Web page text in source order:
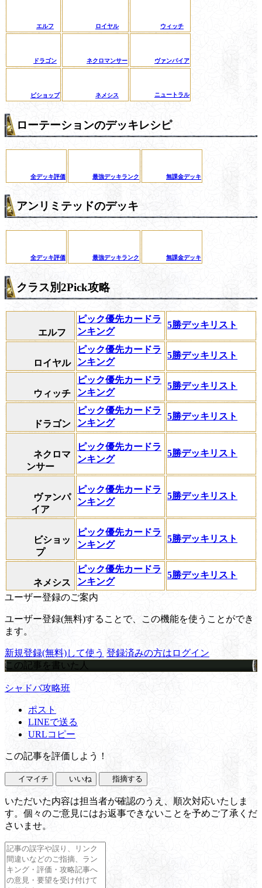
エルフ ロイヤル ウィッチ
ドラゴン ネクロマンサー ヴァンパイア
ビショップ ネメシス ニュートラル
ローテーションのデッキレシピ
全デッキ評価 最強デッキランク 無課金デッキ
アンリミテッドのデッキ
全デッキ評価 最強デッキランク 無課金デッキ
クラス別2Pick攻略
エルフ
ピック優先カードラ
ンキング
5勝デッキリスト
ロイヤル
ピック優先カードラ
ンキング
5勝デッキリスト
ウィッチ
ピック優先カードラ
ンキング
5勝デッキリスト
ドラゴン
ピック優先カードラ
ンキング
5勝デッキリスト
ネクロマ
ンサー
ピック優先カードラ
ンキング
5勝デッキリスト
ヴァンパ
イア
ピック優先カードラ
ンキング
5勝デッキリスト
ビショッ
プ
ピック優先カードラ
ンキング
5勝デッキリスト
ネメシス
ピック優先カードラ
ンキング
5勝デッキリスト
ユーザー登録のご案内
ユーザー登録(無料)することで、この機能を使うことができ
ます。
新規登録(無料)して使う 登録済みの方はログイン
この記事を書いた人
シャドバ攻略班
ポスト
LINEで送る
URLコピー
この記事を評価しよう！
イマイチ いいね 指摘する
いただいた内容は担当者が確認のうえ、順次対応いたしま
す。個々のご意見にはお返事できないことを予めご了承くだ
さいませ。